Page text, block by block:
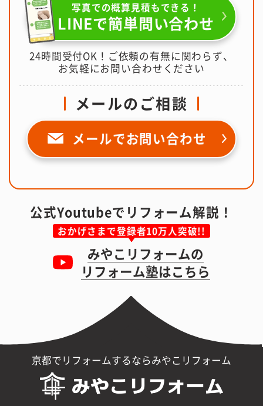
写真での概算見積もできる！
LINEで簡単問い合わせ
24時間受付OK！ご依頼の有無に関わらず、
お気軽にお問い合わせください
メールのご相談
メールでお問い合わせ
公式Youtubeでリフォーム解説！
おかげさまで登録者10万人突破!!
みやこリフォームの
リフォーム塾はこちら
京都でリフォームするならみやこリフォーム